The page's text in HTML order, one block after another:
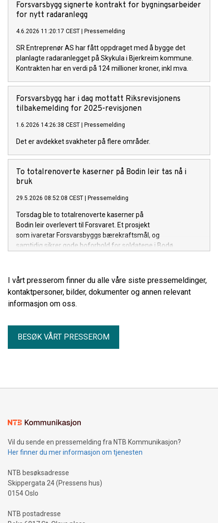
Forsvarsbygg signerte kontrakt for bygningsarbeider
for nytt radaranlegg
4.6.2026 11:20:17 CEST Pressemelding
SR Entreprenør AS har fått oppdraget med å bygge det
planlagte radaranlegget på Skykula i Bjerkreim kommune.
Kontrakten har en verdi på 124 millioner kroner, inkl mva.
Forsvarsbygg har i dag mottatt Riksrevisjonens
tilbakemelding for 2025-revisjonen
1.6.2026 14:26:38 CEST Pressemelding
Det er avdekket svakheter på flere områder.
​​To totalrenoverte kaserner på Bodin leir tas nå i
bruk​
29.5.2026 08:52:08 CEST Pressemelding
Torsdag ble to totalrenoverte kaserner på
Bodin leir overlevert til Forsvaret. Et prosjekt
som ivaretar Forsvarsbyggs bærekraftsmål, og
samtidig sikrer gode boforhold for soldatene i Bodø.
I vårt presserom finner du alle våre siste pressemeldinger,
kontaktpersoner, bilder, dokumenter og annen relevant
informasjon om oss.
BESØK VÅRT PRESSEROM
Vil du sende en pressemelding fra NTB Kommunikasjon?
Her finner du mer informasjon om tjenesten
NTB besøksadresse
Skippergata 24 (Pressens hus)
0154 Oslo
NTB postadresse